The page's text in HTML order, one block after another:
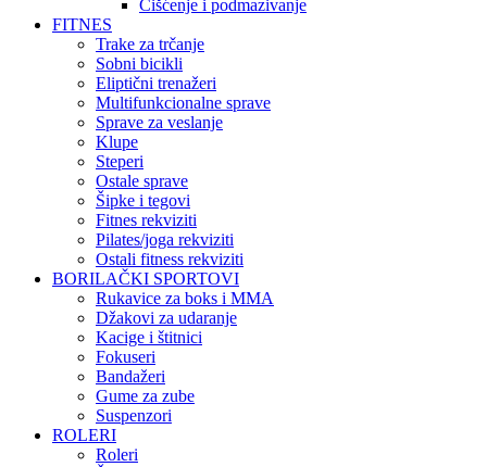
Čišćenje i podmazivanje
FITNES
Trake za trčanje
Sobni bicikli
Eliptični trenažeri
Multifunkcionalne sprave
Sprave za veslanje
Klupe
Steperi
Ostale sprave
Šipke i tegovi
Fitnes rekviziti
Pilates/joga rekviziti
Ostali fitness rekviziti
BORILAČKI SPORTOVI
Rukavice za boks i MMA
Džakovi za udaranje
Kacige i štitnici
Fokuseri
Bandažeri
Gume za zube
Suspenzori
ROLERI
Roleri